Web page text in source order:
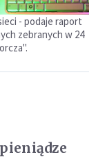
- podaje raport
zebranych w 24